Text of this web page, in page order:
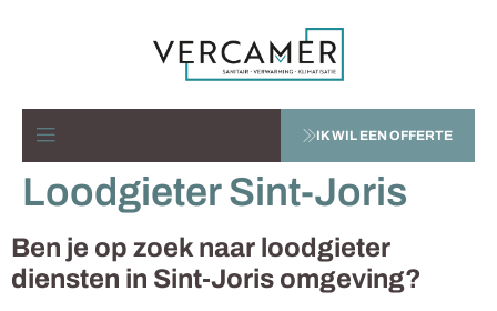
IK WIL EEN OFFERTE
Loodgieter Sint-Joris
Ben je op zoek naar loodgieter
diensten in Sint-Joris omgeving?